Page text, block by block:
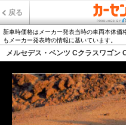
戻る
新車時価格はメーカー発表当時の車両本体価
もメーカー発表時の情報に基いています。
メルセデス・ベンツ Cクラスワゴン